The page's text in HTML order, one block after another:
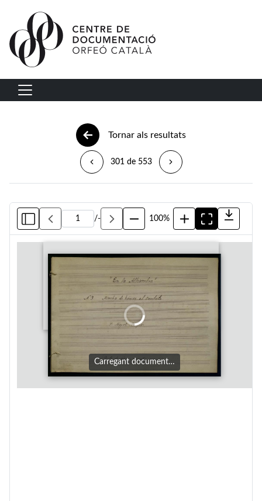
Vés al contingut
Navegació principal
Tornar als resultats
301 de 553
/- 100%
Carregant document…